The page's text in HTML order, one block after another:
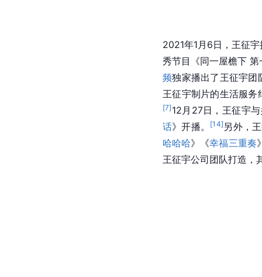
2021年1月6日，王征
秀节目《同一屋檐下
频独家播出了王征宇团
王征宇制片的生活服
[7] 12月27日，王征宇
话》开播。 [14] 另外，
哈哈哈》《幸福三重奏
王征宇公司团队打造，